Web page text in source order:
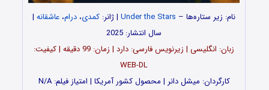
نام: زیر ستاره‌ها – Under the Stars | ژانر: کمدی، درام، عاشقانه |
سال انتشار: 2025
زبان: انگلیسی | زیرنویس فارسی: دارد | زمان: 99 دقیقه | کیفیت:
WEB-DL
کارگردان: میشل دانر | محصول کشور آمریکا | امتیاز فیلم: N/A